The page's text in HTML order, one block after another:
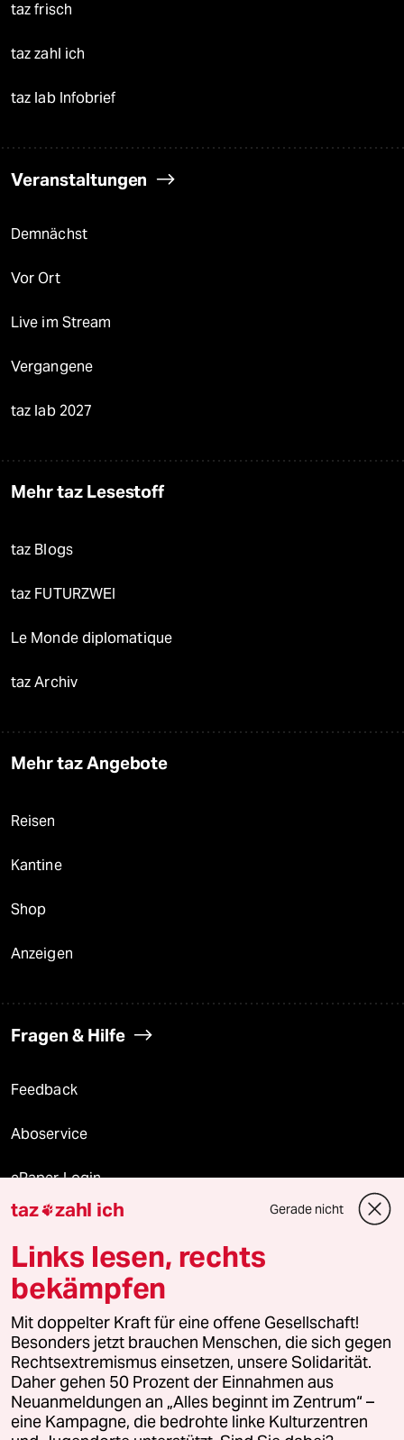
taz frisch
taz zahl ich
taz lab Infobrief
Veranstaltungen
Demnächst
Vor Ort
Live im Stream
Vergangene
taz lab 2027
Mehr taz Lesestoff
taz Blogs
taz FUTURZWEI
Le Monde diplomatique
taz Archiv
Mehr taz Angebote
Reisen
Kantine
Shop
Anzeigen
Fragen & Hilfe
Feedback
Aboservice
ePaper Login
Downloads für Abonnierende
© 2026 taz Verlags und Vertriebs GmbH
Alle Rechte vorbehalten. Bei rechtlichen Fragen oder für Genehmigungen
wenden Sie sich bitte an lizenzen@taz.de
Feedback Redaktionsstatut Kommune-Richtlinien
Leitlinie Informant Datenschutz Impressum AGB
taz zahl ich Gerade nicht
Links lesen, rechts
bekämpfen
Mit doppelter Kraft für eine offene Gesellschaft!
Besonders jetzt brauchen Menschen, die sich gegen
Rechtsextremismus einsetzen, unsere Solidarität.
Daher gehen 50 Prozent der Einnahmen aus
Neuanmeldungen an „Alles beginnt im Zentrum“ –
eine Kampagne, die bedrohte linke Kulturzentren